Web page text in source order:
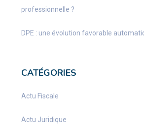
professionnelle ?
DPE : une évolution favorable
CATÉGORIES
Actu Fiscale
Actu Juridique